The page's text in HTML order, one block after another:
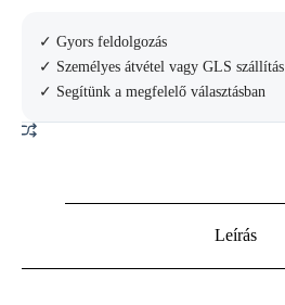
Kulacs
mennyiség
✓ Gyors feldolgozás
✓ Személyes átvétel vagy GLS szállítás
✓ Segítünk a megfelelő választásban
Leírás